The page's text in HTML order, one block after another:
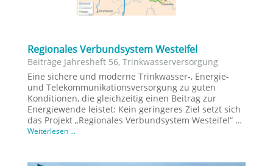
Regionales Verbundsystem Westeifel
Beiträge Jahresheft 56, Trinkwasserversorgung
Eine sichere und moderne Trinkwasser-, Energie-
und Telekommunikationsversorgung zu guten
Konditionen, die gleichzeitig einen Beitrag zur
Energiewende leistet: Kein geringeres Ziel setzt sich
das Projekt „Regionales Verbundsystem Westeifel“ …
Weiterlesen ...